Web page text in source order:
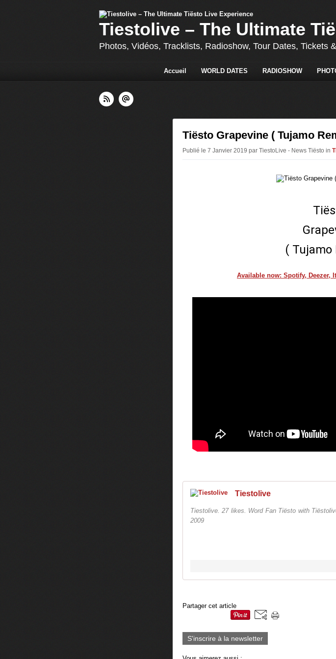
Tiestolive – The Ultimate
Photos, Vidéos, Tracklists, Radioshow, Tour Dates, Tickets
Accueil WORLD DATES RADIOSHOW
Tiësto Grapevine ( Tujamo
Publié le 7 Janvier 2019 par TiestoLive - News Tiësto in
( Tujamo
Available now: Spotify, Deezer,
Tiestolive
Tiestolive. 27 likes. Word Fan Tiësto with
2009
Partager cet article
S'inscrire à la newsletter